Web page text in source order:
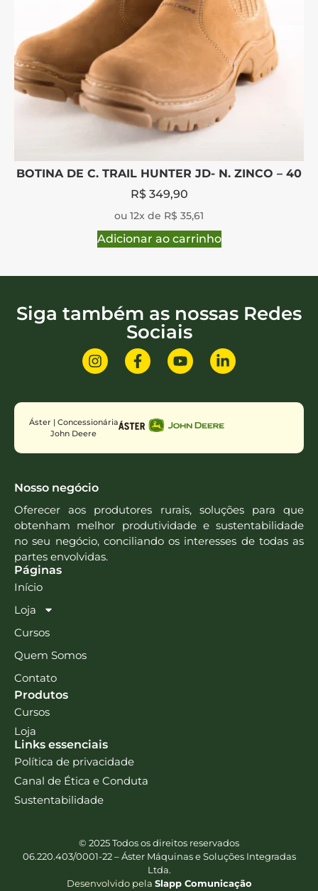
BOTINA DE C. TRAIL HUNTER JD- N. ZINCO – 40
R$349,90
ou 12x de R$ 35,61
Adicionar ao carrinho
Siga também as nossas Redes
Sociais
Áster | Concessionária
John Deere
Nosso negócio
Oferecer aos produtores rurais, soluções para que
obtenham melhor produtividade e sustentabilidade
no seu negócio, conciliando os interesses de todas as
partes envolvidas.
Páginas
Início
Loja
Cursos
Quem Somos
Contato
Produtos
Cursos
Loja
Links essenciais
Política de privacidade
Canal de Ética e Conduta
Sustentabilidade
© 2025 Todos os direitos reservados
06.220.403/0001-22 – Áster Máquinas e Soluções Integradas
Ltda.
Desenvolvido pela Slapp Comunicação